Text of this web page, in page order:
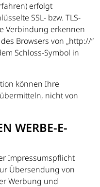
erfolgt
SSL- bzw. TLS-
Verbindung erkennen
Browsers von „http://“
Schloss-Symbol in
können Ihre
nicht von
WERBE-E-
Impressumspflicht
Übersendung von
Werbung und